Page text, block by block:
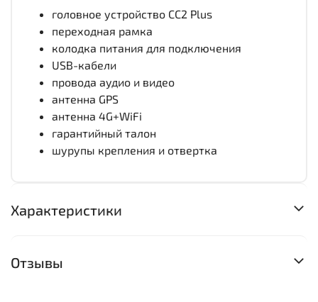
головное устройство CC2 Plus
переходная рамка
колодка питания для подключения
USB-кабели
провода аудио и видео
антенна GPS
антенна 4G+WiFi
гарантийный талон
шурупы крепления и отвертка
Характеристики
Отзывы